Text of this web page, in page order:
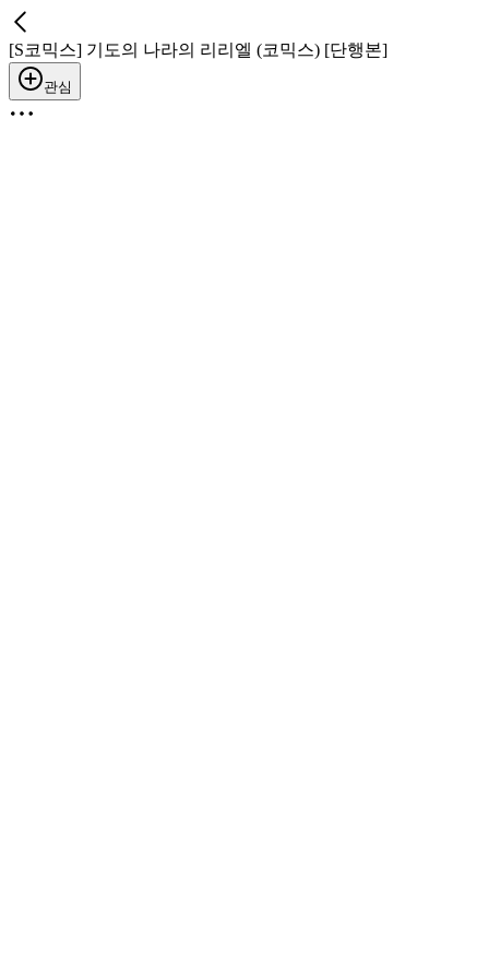
[S코믹스] 기도의 나라의 리리엘 (코믹스) [단행본]
관심